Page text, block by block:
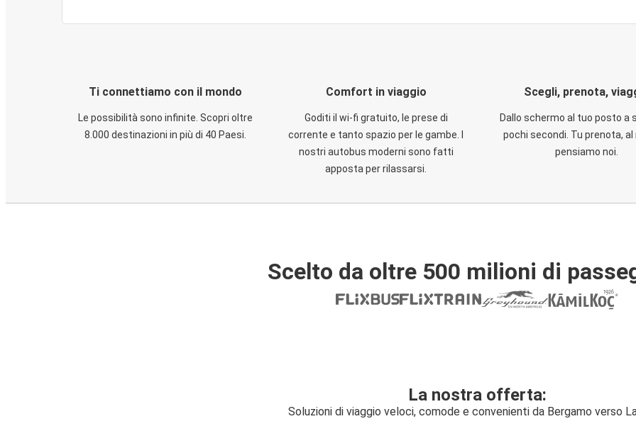
Ti connettiamo con il mondo
Le possibilità sono infinite. Scopri oltre
8.000 destinazioni in più di 40 Paesi.
Comfort in viaggio
Goditi il wi-fi gratuito, le prese di
corrente e tanto spazio per le gambe. I
nostri autobus moderni sono fatti
apposta per rilassarsi.
Scegli, prenota,
Dallo schermo al tuo posto a
pochi secondi. Tu prenota,
pensiamo noi.
Scelto da oltre 500 milioni di
La nostra offerta:
Soluzioni di viaggio veloci, comode e convenienti da Bergamo verso